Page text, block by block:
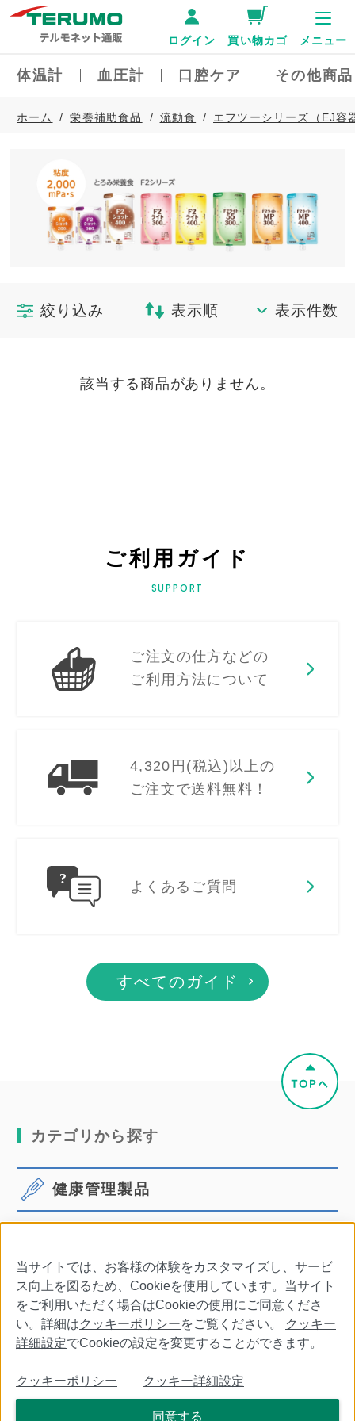
体温計 血圧計 口腔ケア その他商
ログイン 買い物カゴ メニュー
ホーム 栄養補助食品 流動食 エフツーシリーズ（EJ容
絞り込み 表示順 表示件数
該当する商品がありません。
ご利用ガイド
SUPPORT
ご注文の仕方などの
ご利用方法について
4,320円(税込)以上の
ご注文で送料無料！
よくあるご質問
すべてのガイド
カテゴリから探す
健康管理製品
口腔ケア その他商品・別売品
個人情報保護について クッキーポリシー
当サイトでは、お客様の体験をカスタマイズし、サービ
ス向上を図るため、Cookieを使用しています。当サイト
をご利用いただく場合はCookieの使用にご同意くださ
い。詳細はクッキーポリシーをご覧ください。
クッキー
詳細設定でCookieの設定を変更することができます。
クッキーポリシー クッキー詳細設定
同意する